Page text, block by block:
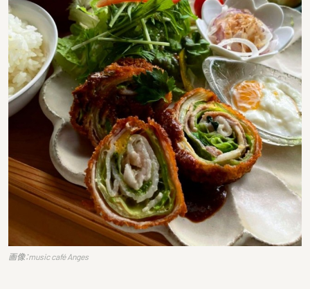
画像：music café Anges